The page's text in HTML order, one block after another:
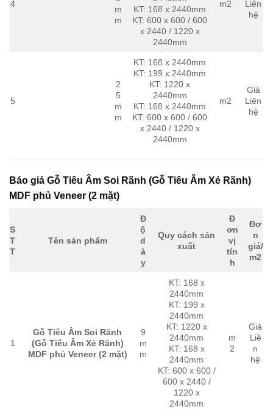
4
m
m
KT: 168 x 2440mm
KT: 600 x 600 / 600
x 2440 / 1220 x
2440mm
m2
Liên
hệ
5
2
5
m
m
KT: 168 x 2440mm
KT: 199 x 2440mm
KT: 1220 x
2440mm
KT: 168 x 2440mm
KT: 600 x 600 / 600
x 2440 / 1220 x
2440mm
m2
Giá
Liên
hệ
Báo giá Gỗ Tiêu Âm Soi Rãnh (Gỗ Tiêu Âm Xẻ Rãnh)
MDF phủ Veneer (2 mặt)
S
T
T
Tên sản phẩm
Đ
ộ
d
à
y
Quy cách sản
xuất
Đ
ơn
vị
tín
h
Đơ
n
giá/
m2
1
Gỗ Tiêu Âm Soi Rãnh
(Gỗ Tiêu Âm Xẻ Rãnh)
MDF phủ Veneer (2 mặt)
9
m
m
KT: 168 x
2440mm
KT: 199 x
2440mm
KT: 1220 x
2440mm
KT: 168 x
2440mm
KT: 600 x 600 /
600 x 2440 /
1220 x
2440mm
m
2
Giá
Liê
n
hệ